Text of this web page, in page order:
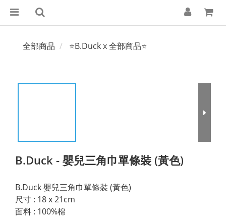
全部商品 ⭐B.Duck x 全部商品⭐
B.Duck - 嬰兒三角巾單條裝 (黃色)
B.Duck 嬰兒三角巾單條裝 (黃色)
尺寸 : 18 x 21cm
面料 : 100%棉